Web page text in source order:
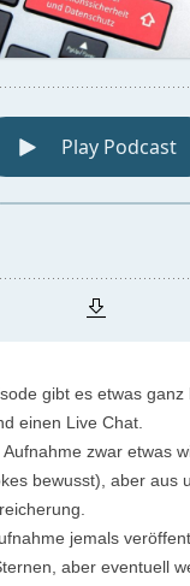
gibt es etwas ganz
einen Live Chat.
zwar etwas
bewusst), aber aus
jemals
aber eventuell